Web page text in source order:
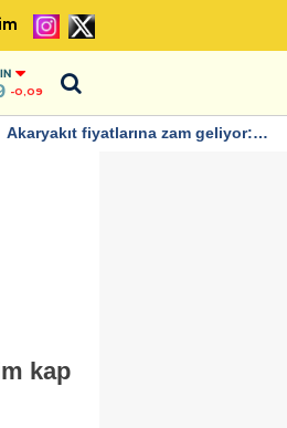
-0,09
Akaryakıt fiyatlarına zam geliyor:
kap